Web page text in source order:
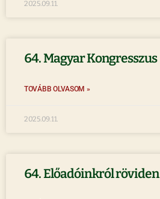
2025.09.11.
64. Magyar Kongresszus
TOVÁBB OLVASOM »
2025.09.11.
64. Előadóinkról röviden